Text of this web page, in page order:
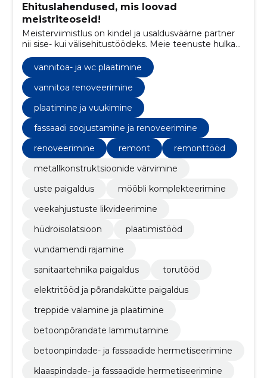
Ehituslahendused, mis loovad
meistriteoseid!
Meisterviimistlus on kindel ja usaldusväärne partner
nii sise- kui välisehitustöödeks. Meie teenuste hulka
kuuluvad vundamendi- ja müüritööd,
siseviimistlustööd ja parketipaigaldus. Meie
professionaalne tiim tagab tipptasemel töö ja
klientide rahulolu.
vannitoa- ja wc plaatimine
vannitoa renoveerimine
plaatimine ja vuukimine
fassaadi soojustamine ja renoveerimine
renoveerimine
remont
remonttööd
metallkonstruktsioonide värvimine
uste paigaldus
mööbli komplekteerimine
veekahjustuste likvideerimine
hüdroisolatsioon
plaatimistööd
vundamendi rajamine
sanitaartehnika paigaldus
torutööd
elektritööd ja põrandakütte paigaldus
treppide valamine ja plaatimine
betoonpõrandate lammutamine
betoonpindade- ja fassaadide hermetiseerimine
klaaspindade- ja fassaadide hermetiseerimine